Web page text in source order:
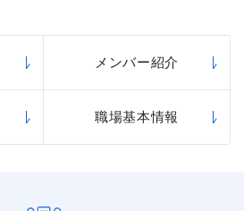
メンバー紹介
職場基本情報